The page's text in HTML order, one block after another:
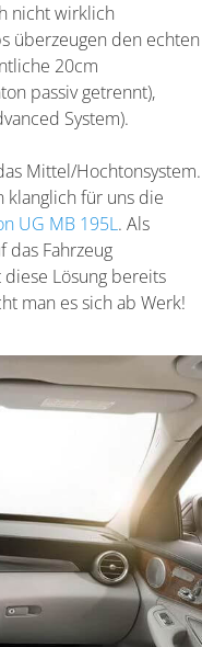
nicht wirklich
überzeugen den echten
20cm
passiv getrennt),
System).
Mittel/Hochtonsystem.
klanglich für uns die
UG MB 195L. Als
Fahrzeug
Lösung bereits
man es sich ab Werk!